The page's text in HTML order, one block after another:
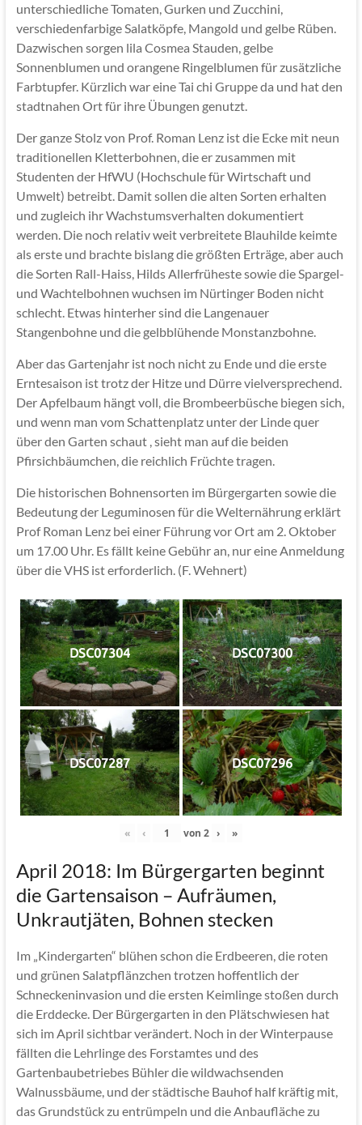
unterschiedliche Tomaten, Gurken und Zucchini,
verschiedenfarbige Salatköpfe, Mangold und gelbe Rüben.
Dazwischen sorgen lila Cosmea Stauden, gelbe
Sonnenblumen und orangene Ringelblumen für zusätzliche
Farbtupfer. Kürzlich war eine Tai chi Gruppe da und hat den
stadtnahen Ort für ihre Übungen genutzt.
Der ganze Stolz von Prof. Roman Lenz ist die Ecke mit neun
traditionellen Kletterbohnen, die er zusammen mit
Studenten der HfWU (Hochschule für Wirtschaft und
Umwelt) betreibt. Damit sollen die alten Sorten erhalten
und zugleich ihr Wachstumsverhalten dokumentiert
werden. Die noch relativ weit verbreitete Blauhilde keimte
als erste und brachte bislang die größten Erträge, aber auch
die Sorten Rall-Haiss, Hilds Allerfrüheste sowie die Spargel-
und Wachtelbohnen wuchsen im Nürtinger Boden nicht
schlecht. Etwas hinterher sind die Langenauer
Stangenbohne und die gelbblühende Monstanzbohne.
Aber das Gartenjahr ist noch nicht zu Ende und die erste
Erntesaison ist trotz der Hitze und Dürre vielversprechend.
Der Apfelbaum hängt voll, die Brombeerbüsche biegen sich,
und wenn man vom Schattenplatz unter der Linde quer
über den Garten schaut , sieht man auf die beiden
Pfirsichbäumchen, die reichlich Früchte tragen.
Die historischen Bohnensorten im Bürgergarten sowie die
Bedeutung der Leguminosen für die Welternährung erklärt
Prof Roman Lenz bei einer Führung vor Ort am 2. Oktober
um 17.00 Uhr. Es fällt keine Gebühr an, nur eine Anmeldung
über die VHS ist erforderlich. (F. Wehnert)
DSC07304 DSC07300
DSC07287 DSC07296
« ‹ von 2 › »
April 2018: Im Bürgergarten beginnt
die Gartensaison – Aufräumen,
Unkrautjäten, Bohnen stecken
Im „Kindergarten“ blühen schon die Erdbeeren, die roten
und grünen Salatpflänzchen trotzen hoffentlich der
Schneckeninvasion und die ersten Keimlinge stoßen durch
die Erddecke. Der Bürgergarten in den Plätschwiesen hat
sich im April sichtbar verändert. Noch in der Winterpause
fällten die Lehrlinge des Forstamtes und des
Gartenbaubetriebes Bühler die wildwachsenden
Walnussbäume, und der städtische Bauhof half kräftig mit,
das Grundstück zu entrümpeln und die Anbaufläche zu